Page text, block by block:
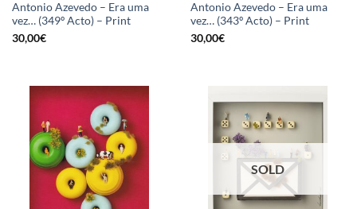
Antonio Azevedo – Era uma
vez… (349º Acto) – Print
30,00€
Antonio Azevedo – Era uma
vez… (343º Acto) – Print
30,00€
SOLD